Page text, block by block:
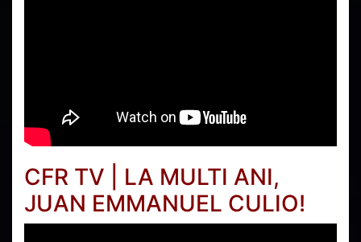
CFR TV | LA MULTI ANI,
JUAN EMMANUEL CULIO!